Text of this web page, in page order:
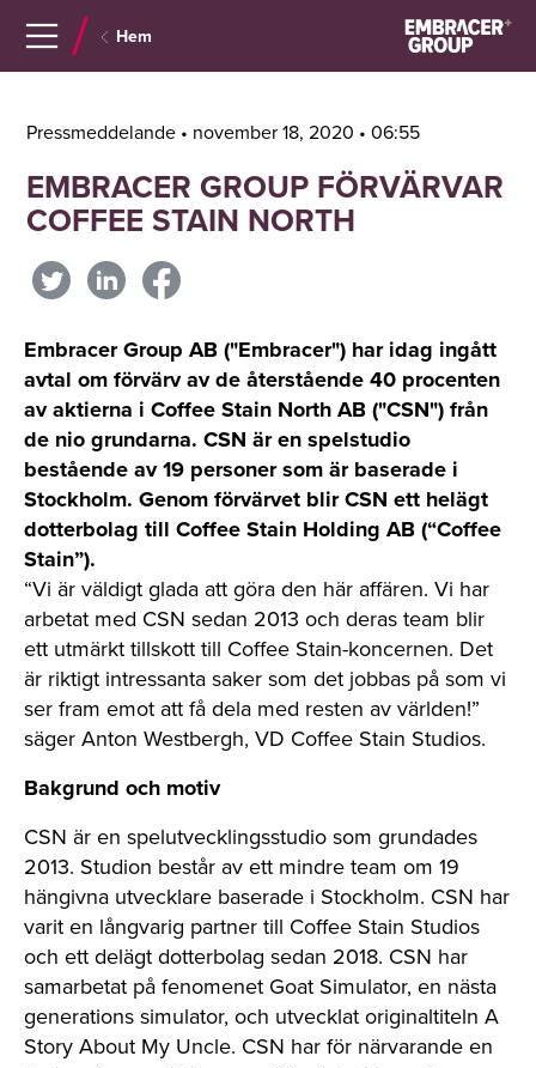
Hem
Pressmeddelande • november 18, 2020 • 06:55
EMBRACER GROUP FÖRVÄRVAR
COFFEE STAIN NORTH
Embracer Group AB ("Embracer") har idag ingått
avtal om förvärv av de återstående 40 procenten
av aktierna i Coffee Stain North AB ("CSN") från
de nio grundarna. CSN är en spelstudio
bestående av 19 personer som är baserade i
Stockholm. Genom förvärvet blir CSN ett helägt
dotterbolag till Coffee Stain Holding AB (“Coffee
Stain”).
“Vi är väldigt glada att göra den här affären. Vi har
arbetat med CSN sedan 2013 och deras team blir
ett utmärkt tillskott till Coffee Stain-koncernen. Det
är riktigt intressanta saker som det jobbas på som vi
ser fram emot att få dela med resten av världen!”
säger Anton Westbergh, VD Coffee Stain Studios.
Bakgrund och motiv
CSN är en spelutvecklingsstudio som grundades
2013. Studion består av ett mindre team om 19
hängivna utvecklare baserade i Stockholm. CSN har
varit en långvarig partner till Coffee Stain Studios
och ett delägt dotterbolag sedan 2018. CSN har
samarbetat på fenomenet Goat Simulator, en nästa
generations simulator, och utvecklat originaltiteln A
Story About My Uncle. CSN har för närvarande en